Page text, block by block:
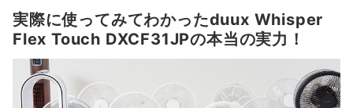
実際に使ってみてわかったduux Whisper
Flex Touch DXCF31JPの本当の実力！